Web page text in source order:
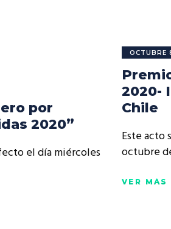
OCTUBRE
2020-
Chile
Este acto
octubre
VER MÁS
por
2020”
el día miércoles